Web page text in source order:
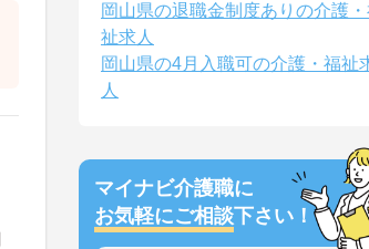
岡山県の退職金制度ありの介護・
祉求人
岡山県の4月入職可の介護・福祉
人
マイナビ介護職に
お気軽にご相談下さい！